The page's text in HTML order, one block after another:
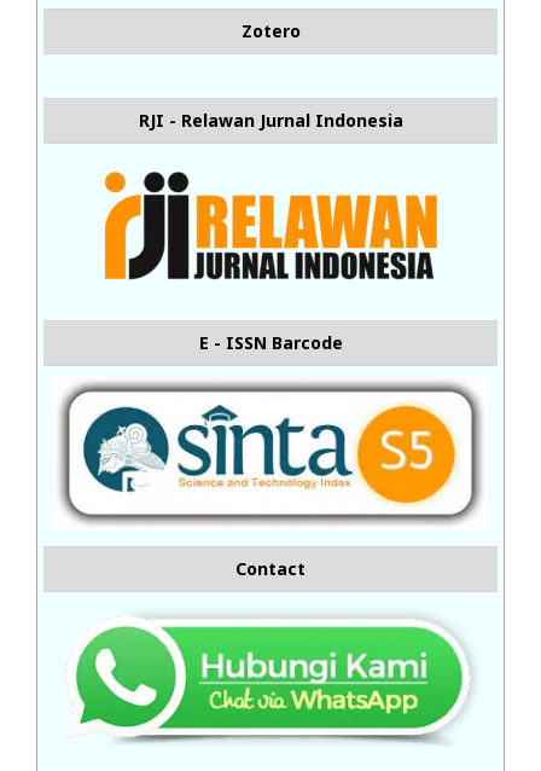
Zotero
RJI - Relawan Jurnal Indonesia
E - ISSN Barcode
Contact